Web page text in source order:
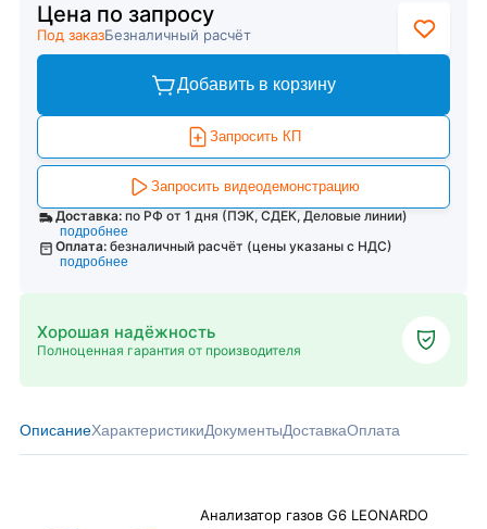
Цена по запросу
Под заказБезналичный расчёт
Добавить в корзину
Запросить КП
Запросить видеодемонстрацию
Доставка: по РФ от 1 дня (ПЭК, СДЕК, Деловые линии)
подробнее
Оплата: безналичный расчёт (цены указаны с НДС)
подробнее
Хорошая надёжность
Полноценная гарантия от производителя
ОписаниеХарактеристикиДокументыДоставкаОплата
Анализатор газов G6 LEONARDO